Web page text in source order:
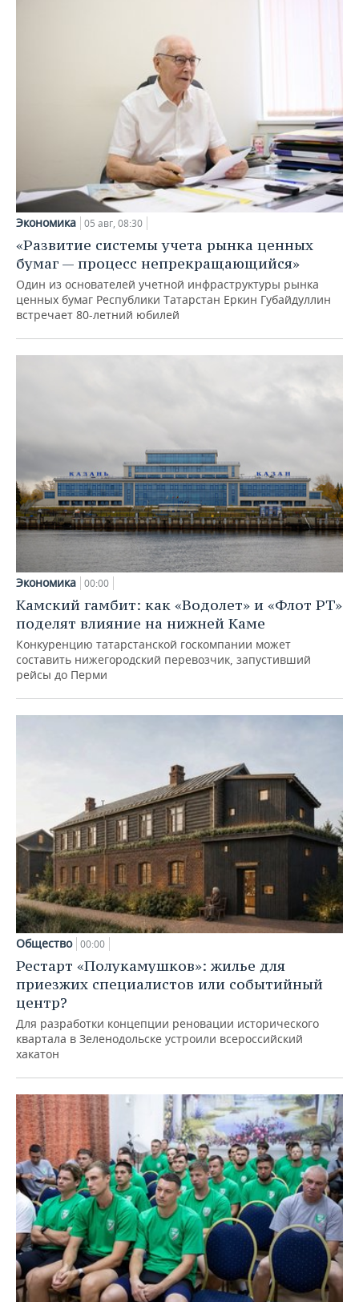
Экономика 05 авг, 08:30
«Развитие системы учета рынка ценных
бумаг — процесс непрекращающийся»
Один из основателей учетной инфраструктуры рынка
ценных бумаг Республики Татарстан Еркин Губайдуллин
встречает 80-летний юбилей
Экономика 00:00
Камский гамбит: как «Водолет» и «Флот РТ»
поделят влияние на нижней Каме
Конкуренцию татарстанской госкомпании может
составить нижегородский перевозчик, запустивший
рейсы до Перми
Общество 00:00
Рестарт «Полукамушков»: жилье для
приезжих специалистов или событийный
центр?
Для разработки концепции реновации исторического
квартала в Зеленодольске устроили всероссийский
хакатон